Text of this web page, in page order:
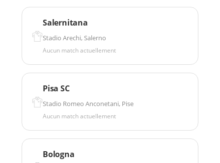
Salernitana
Stadio Arechi, Salerno
Aucun match actuellement
Pisa SC
Stadio Romeo Anconetani, Pise
Aucun match actuellement
Bologna